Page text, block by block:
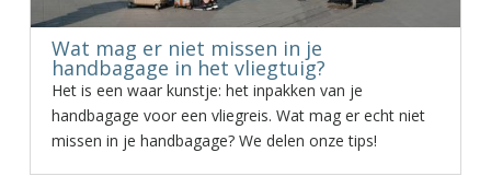
Wat mag er niet missen in je
handbagage in het vliegtuig?
Het is een waar kunstje: het inpakken van je
handbagage voor een vliegreis. Wat mag er echt niet
missen in je handbagage? We delen onze tips!